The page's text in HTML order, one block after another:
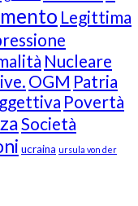
Legittima
Nucleare
OGM Patria
Povertà
Società
ucraina ursula von der